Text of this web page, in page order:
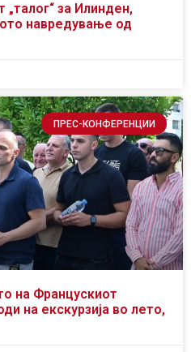
за Илинден,
навредување од
ПРЕС-КОНФЕРЕНЦИИ
на Францускиот
на екскурзија во лето,